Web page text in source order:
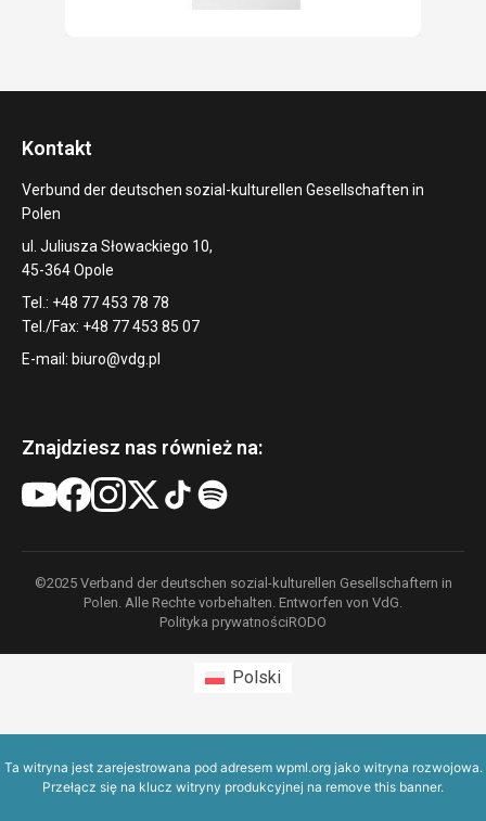
Kontakt
Verbund der deutschen sozial-kulturellen Gesellschaften in
Polen
ul. Juliusza Słowackiego 10,
45-364 Opole
Tel.: +48 77 453 78 78
Tel./Fax: +48 77 453 85 07
E-mail: biuro@vdg.pl
Znajdziesz nas również na:
©2025 Verband der deutschen sozial-kulturellen Gesellschaftern in
Polen. Alle Rechte vorbehalten. Entworfen von VdG.
Polityka prywatnościRODO
Polski
Ta witryna jest zarejestrowana pod adresem wpml.orgjako witryna rozwojowa.
Przełącz się na klucz witryny produkcyjnej na remove this banner.